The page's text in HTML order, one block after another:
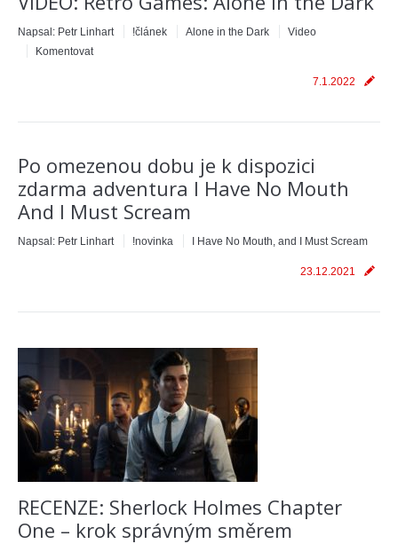
Napsal: Petr Linhart !článek Alone in the Dark
Video
Komentovat
7.1.2022
Po omezenou dobu je k dispozici
zdarma adventura I Have No Mouth
And I Must Scream
Napsal: Petr Linhart !novinka I Have No Mouth, and I Must Scream
23.12.2021
RECENZE: Sherlock Holmes Chapter
One – krok správným směrem